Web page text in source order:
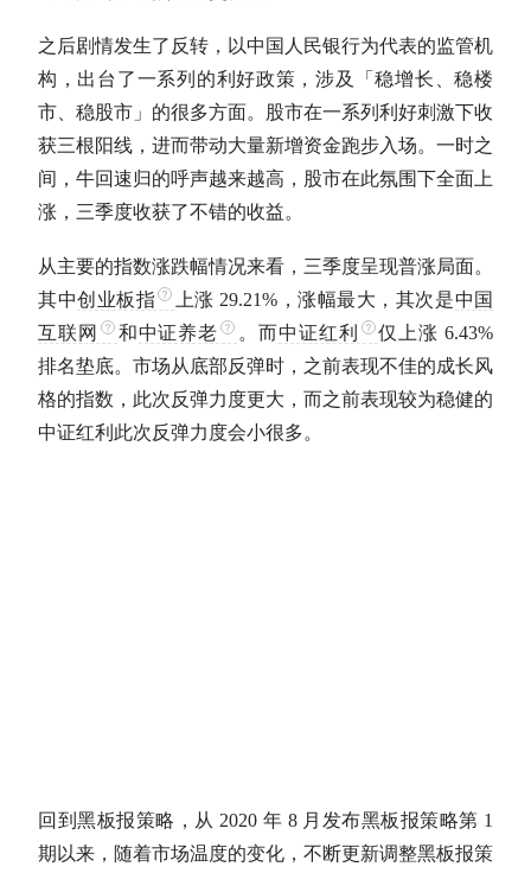
之后剧情发生了反转，以中国人民银行为代表的监管机
构，出台了一系列的利好政策，涉及「稳增长、稳楼
市、稳股市」的很多方面。股市在一系列利好刺激下收
获三根阳线，进而带动大量新增资金跑步入场。一时之
间，牛回速归的呼声越来越高，股市在此氛围下全面上
涨，三季度收获了不错的收益。
从主要的指数涨跌幅情况来看，三季度呈现普涨局面。
其中创业板指 上涨 29.21%，涨幅最大，其次是中国
互联网
和中证养老 。而中证红利
仅上涨 6.43%
排名垫底。市场从底部反弹时，之前表现不佳的成长风
格的指数，此次反弹力度更大，而之前表现较为稳健的
中证红利 此次反弹力度会小很多。
回到黑板报策略，从 2020 年 8 月发布黑板报策略第 1
期以来，随着市场温度的变化，不断更新调整黑板报策